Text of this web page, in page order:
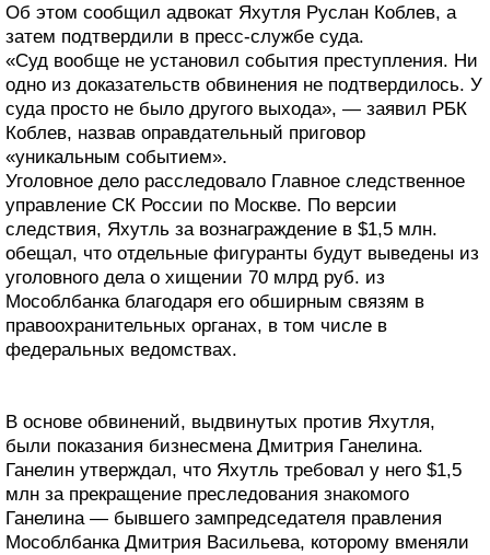
Об этом сообщил адвокат Яхутля Руслан Коблев, а
затем подтвердили в пресс-службе суда.
«Суд вообще не установил события преступления. Ни
одно из доказательств обвинения не подтвердилось. У
суда просто не было другого выхода», — заявил РБК
Коблев, назвав оправдательный приговор
«уникальным событием».
Уголовное дело расследовало Главное следственное
управление СК России по Москве. По версии
следствия, Яхутль за вознаграждение в $1,5 млн.
обещал, что отдельные фигуранты будут выведены из
уголовного дела о хищении 70 млрд руб. из
Мособлбанка благодаря его обширным связям в
правоохранительных органах, в том числе в
федеральных ведомствах.
В основе обвинений, выдвинутых против Яхутля,
были показания бизнесмена Дмитрия Ганелина.
Ганелин утверждал, что Яхутль требовал у него $1,5
млн за прекращение преследования знакомого
Ганелина — бывшего зампредседателя правления
Мособлбанка Дмитрия Васильева, которому вменяли